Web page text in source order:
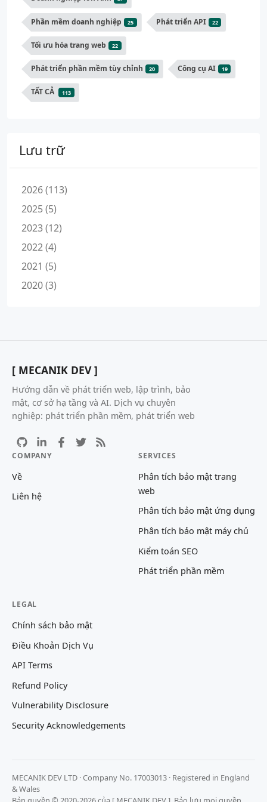
Phần mềm doanh nghiệp 25 Phát triển API 22
Tối ưu hóa trang web 22
Phát triển phần mềm tùy chỉnh 20 Công cụ AI 19
TẤT CẢ 113
Lưu trữ
2026 (113)
2025 (5)
2023 (12)
2022 (4)
2021 (5)
2020 (3)
[ MECANIK DEV ]
Hướng dẫn về phát triển web, lập trình, bảo
mật, cơ sở hạ tầng và AI. Dịch vụ chuyên
nghiệp: phát triển phần mềm, phát triển web
COMPANY
Về
Liên hệ
SERVICES
Phân tích bảo mật trang
web
Phân tích bảo mật ứng dụng
Phân tích bảo mật máy chủ
Kiểm toán SEO
Phát triển phần mềm
LEGAL
Chính sách bảo mật
Điều Khoản Dịch Vụ
API Terms
Refund Policy
Vulnerability Disclosure
Security Acknowledgements
MECANIK DEV LTD · Company No. 17003013 · Registered in England
& Wales